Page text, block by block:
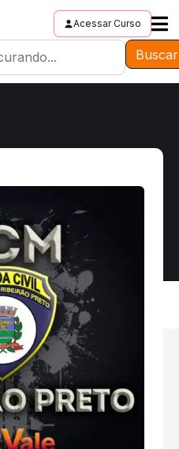
Acessar Curso
Buscar